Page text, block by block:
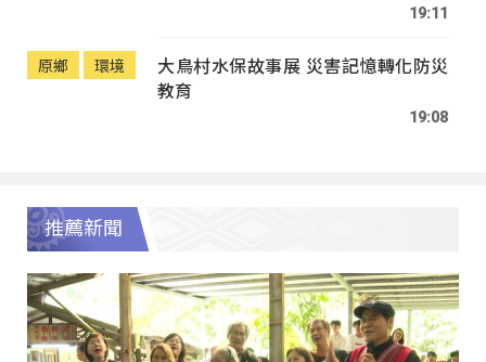
19:11
原鄉 環境
大鳥村水保故事展 災害記憶轉化防災
教育
19:08
推薦新聞